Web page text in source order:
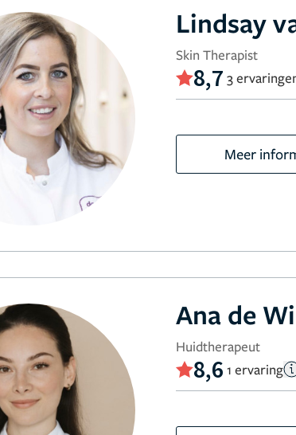
Lindsay
Skin Therapist
8,7 3
Meer
Ana de
Huidtherapeut
8,6 1 ervaring